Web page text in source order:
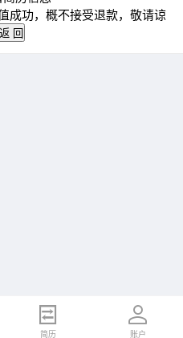
成功，概不接受退款，敬请谅
简历 账户